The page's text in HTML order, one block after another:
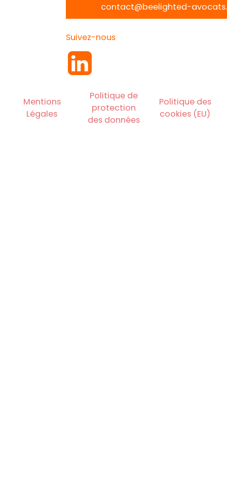
contact@beelighted-
Suivez-nous
Mentions
Légales
Politique de
protection
des données
Politique des
cookies (EU)